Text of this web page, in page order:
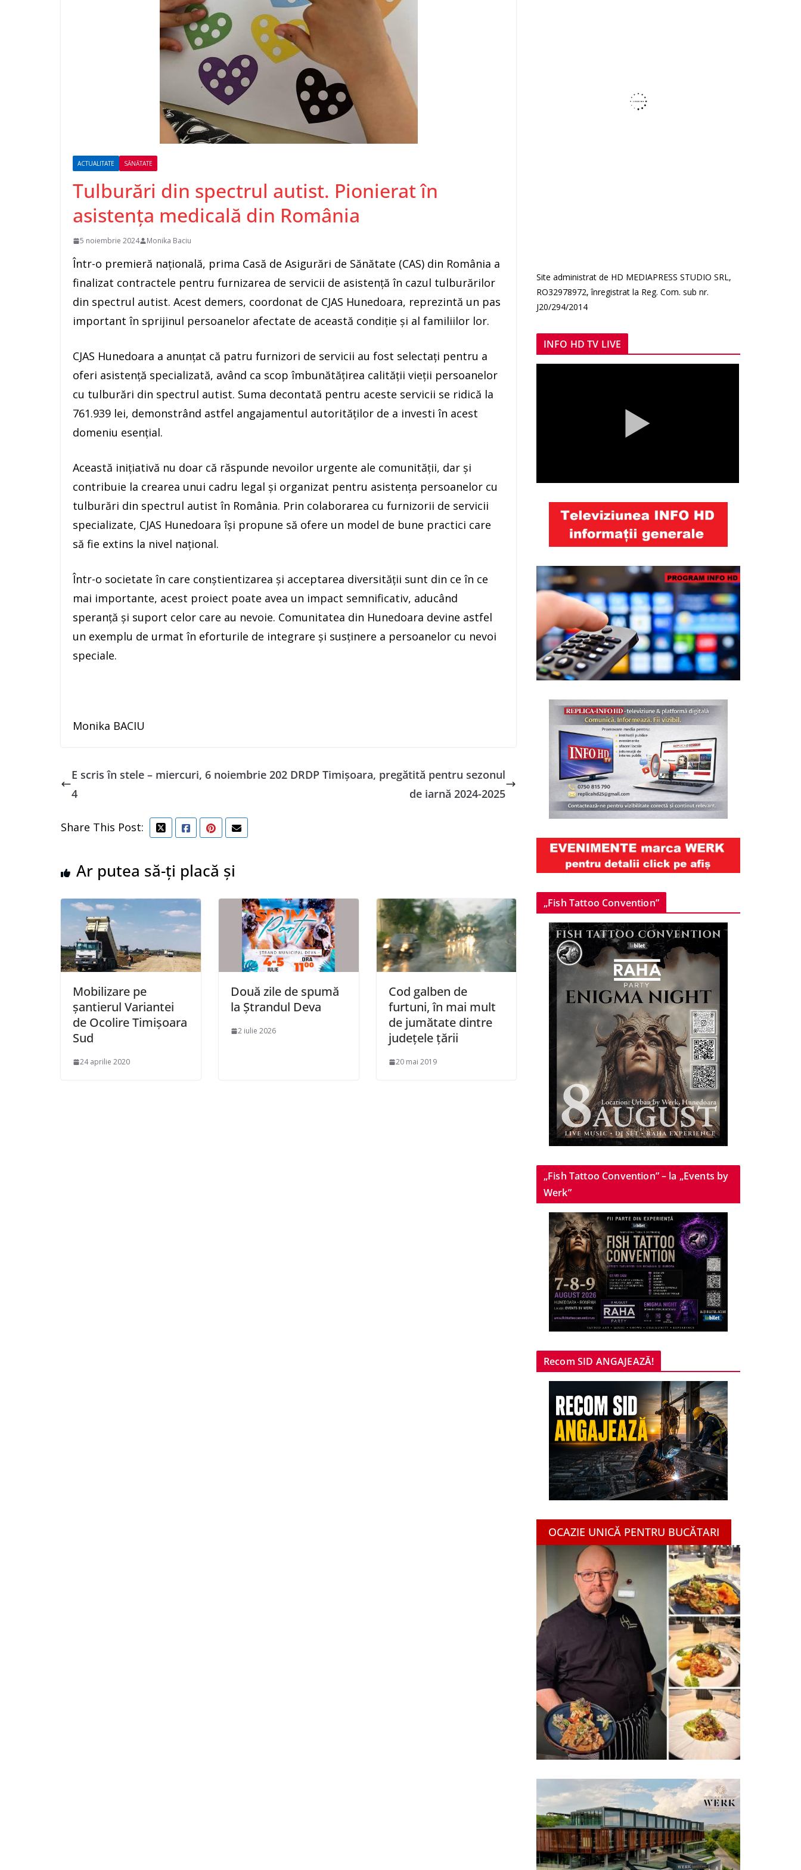
ACTUALITATE SĂNĂTATE
Tulburări din spectrul autist. Pionierat în
asistența medicală din România
5 noiembrie 2024 Monika Baciu
Într-o premieră națională, prima Casă de Asigurări de Sănătate (CAS) din România a
finalizat contractele pentru furnizarea de servicii de asistență în cazul tulburărilor
din spectrul autist. Acest demers, coordonat de CJAS Hunedoara, reprezintă un pas
important în sprijinul persoanelor afectate de această condiție și al familiilor lor.
CJAS Hunedoara a anunțat că patru furnizori de servicii au fost selectați pentru a
oferi asistență specializată, având ca scop îmbunătățirea calității vieții persoanelor
cu tulburări din spectrul autist. Suma decontată pentru aceste servicii se ridică la
761.939 lei, demonstrând astfel angajamentul autorităților de a investi în acest
domeniu esențial.
Această inițiativă nu doar că răspunde nevoilor urgente ale comunității, dar și
contribuie la crearea unui cadru legal și organizat pentru asistența persoanelor cu
tulburări din spectrul autist în România. Prin colaborarea cu furnizorii de servicii
specializate, CJAS Hunedoara își propune să ofere un model de bune practici care
să fie extins la nivel național.
Într-o societate în care conștientizarea și acceptarea diversității sunt din ce în ce
mai importante, acest proiect poate avea un impact semnificativ, aducând
speranță și suport celor care au nevoie. Comunitatea din Hunedoara devine astfel
un exemplu de urmat în eforturile de integrare și susținere a persoanelor cu nevoi
speciale.
Monika BACIU
E scris în stele – miercuri, 6 noiembrie 202
4
DRDP Timișoara, pregătită pentru sezonul
de iarnă 2024-2025
Share This Post:
Ar putea să-ți placă și
Mobilizare pe
șantierul Variantei
de Ocolire Timișoara
Sud
24 aprilie 2020
Două zile de spumă
la Ștrandul Deva
2 iulie 2026
Cod galben de
furtuni, în mai mult
de jumătate dintre
judeţele ţării
20 mai 2019
Site administrat de HD MEDIAPRESS STUDIO SRL,
RO32978972, înregistrat la Reg. Com. sub nr.
J20/294/2014
INFO HD TV LIVE
„Fish Tattoo Convention”
„Fish Tattoo Convention” – la „Events by
Werk”
Recom SID ANGAJEAZĂ!
OCAZIE UNICĂ PENTRU BUCĂTARI